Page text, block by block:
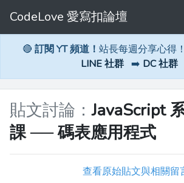
CodeLove 愛寫扣論壇
🔴 訂閱 YT 頻道！ 站長每週分享心得
LINE 社群 ➡️ DC 社群
貼文討論：JavaScript
課 ── 碼表應用程式
查看原始貼文與相關留